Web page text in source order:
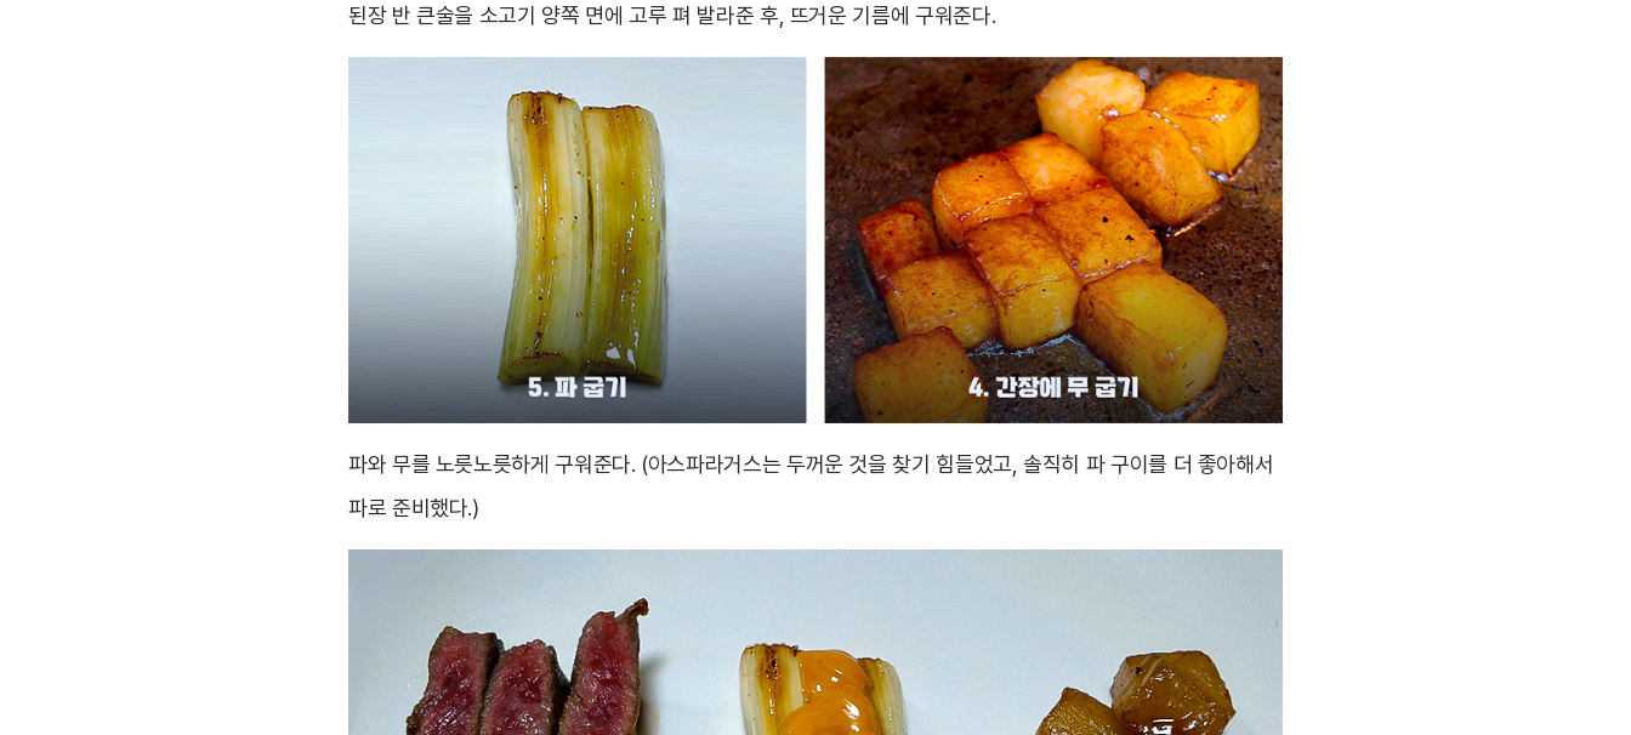
된장 반 큰술을 소고기 양쪽 면에 고루 펴 발라준 후, 뜨거운 기름에 구워준다.
파와 무를 노릇노릇하게 구워준다. (아스파라거스는 두꺼운 것을 찾기 힘들었고, 솔직히 파 구이를 더 좋아해서
파로 준비했다.)